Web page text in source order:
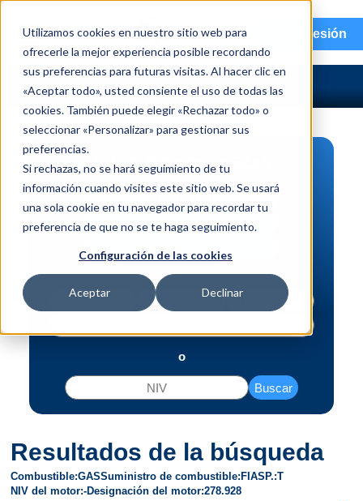
Utilizamos cookies en nuestro sitio web para
ofrecerle la mejor experiencia posible recordando
sus preferencias para futuras visitas. Al hacer clic en
«Aceptar todo», usted consiente el uso de todas las
cookies. También puede elegir «Rechazar todo» o
seleccionar «Personalizar» para gestionar sus
preferencias.
Si rechazas, no se hará seguimiento de tu
información cuando visites este sitio web. Se usará
una sola cookie en tu navegador para recordar tu
preferencia de que no se te haga seguimiento.
Configuración de las cookies
Aceptar Declinar
menu Iniciar sesión
BÚSQUEDA DE PIEZAS
Vehículo | NIV
Pieza | N.º de intercambio
o
Buscar
Resultados de la búsqueda
Combustible GASSuministro de combustible FI ASP. T
NIV del motor -Designación del motor 278.928